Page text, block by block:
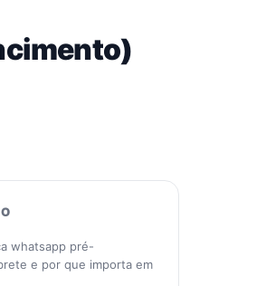
whatsapp pré-
e por que importa em